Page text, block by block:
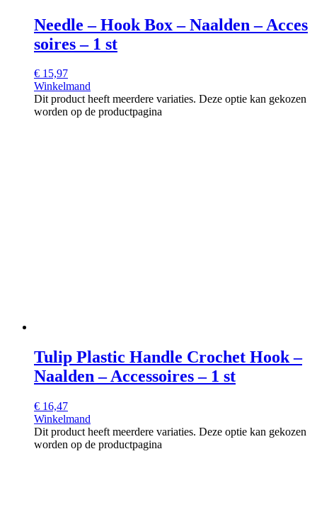
Needle – Hook Box – Naalden – Acces
soires – 1 st
€ 15,97
Winkelmand
Dit product heeft meerdere variaties. Deze optie kan gekozen
worden op de productpagina
Tulip Plastic Handle Crochet Hook –
Naalden – Accessoires – 1 st
€ 16,47
Winkelmand
Dit product heeft meerdere variaties. Deze optie kan gekozen
worden op de productpagina